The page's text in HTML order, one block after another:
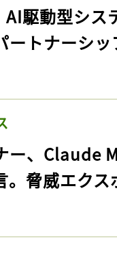
AI駆動型シ
ートナーシ
ー、Claude
。脅威エク